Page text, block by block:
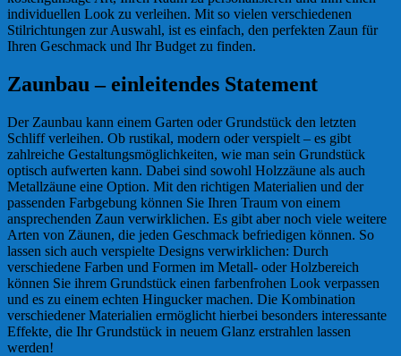
individuellen Look zu verleihen. Mit so vielen verschiedenen
Stilrichtungen zur Auswahl, ist es einfach, den perfekten Zaun für
Ihren Geschmack und Ihr Budget zu finden.
Zaunbau – einleitendes Statement
Der Zaunbau kann einem Garten oder Grundstück den letzten
Schliff verleihen. Ob rustikal, modern oder verspielt – es gibt
zahlreiche Gestaltungsmöglichkeiten, wie man sein Grundstück
optisch aufwerten kann. Dabei sind sowohl Holzzäune als auch
Metallzäune eine Option. Mit den richtigen Materialien und der
passenden Farbgebung können Sie Ihren Traum von einem
ansprechenden Zaun verwirklichen. Es gibt aber noch viele weitere
Arten von Zäunen, die jeden Geschmack befriedigen können. So
lassen sich auch verspielte Designs verwirklichen: Durch
verschiedene Farben und Formen im Metall- oder Holzbereich
können Sie ihrem Grundstück einen farbenfrohen Look verpassen
und es zu einem echten Hingucker machen. Die Kombination
verschiedener Materialien ermöglicht hierbei besonders interessante
Effekte, die Ihr Grundstück in neuem Glanz erstrahlen lassen
werden!